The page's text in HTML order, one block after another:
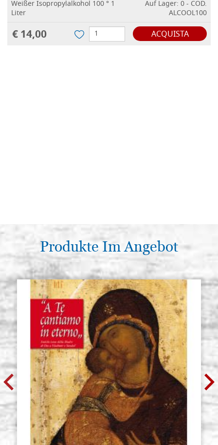
Weißer Isopropylalkohol 100 ° 1
Liter
Auf Lager: 0 - COD.
ALCOOL100
€ 14,00 ACQUISTA
Produkte Im Angebot